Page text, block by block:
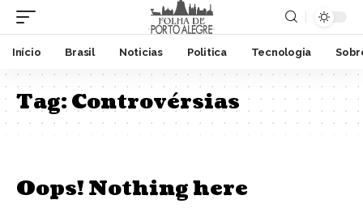
Início Brasil Noticias Politica Tecnologia
Tag:Controvérsias
Oops! Nothing here